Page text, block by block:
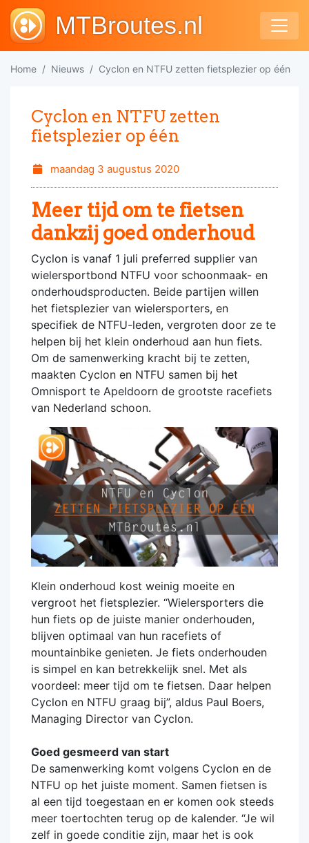
MTBroutes.nl
Home Nieuws Cyclon en NTFU zetten fietsplezier op één
Cyclon en NTFU zetten
fietsplezier op één
maandag 3 augustus 2020
Meer tijd om te fietsen
dankzij goed onderhoud
Cyclon is vanaf 1 juli preferred supplier van
wielersportbond NTFU voor schoonmaak- en
onderhoudsproducten. Beide partijen willen
het fietsplezier van wielersporters, en
specifiek de NTFU-leden, vergroten door ze te
helpen bij het klein onderhoud aan hun fiets.
Om de samenwerking kracht bij te zetten,
maakten Cyclon en NTFU samen bij het
Omnisport te Apeldoorn de grootste racefiets
van Nederland schoon.
Klein onderhoud kost weinig moeite en
vergroot het fietsplezier. “Wielersporters die
hun fiets op de juiste manier onderhouden,
blijven optimaal van hun racefiets of
mountainbike genieten. Je fiets onderhouden
is simpel en kan betrekkelijk snel. Met als
voordeel: meer tijd om te fietsen. Daar helpen
Cyclon en NTFU graag bij”, aldus Paul Boers,
Managing Director van Cyclon.
Goed gesmeerd van start
De samenwerking komt volgens Cyclon en de
NTFU op het juiste moment. Samen fietsen is
al een tijd toegestaan en er komen ook steeds
meer toertochten terug op de kalender. “Je wil
zelf in goede conditie zijn, maar het is ook